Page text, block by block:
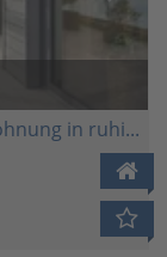
Dülmen, Phantastische Penthouse Wohnung in ruhiger Citylage mit Blick ins Grüne!